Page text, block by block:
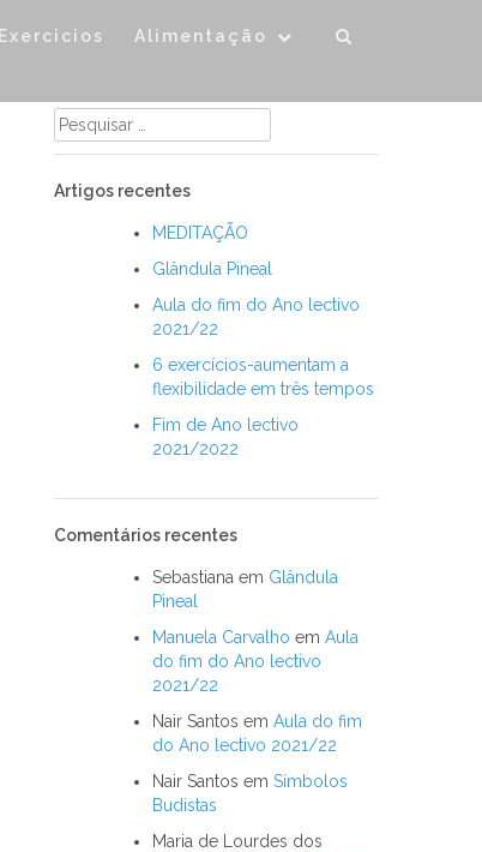
Exercicios Alimentação
Pesquisar
por:
Artigos recentes
MEDITAÇÃO
Glândula Pineal
Aula do fim do Ano lectivo
2021/22
6 exercícios-aumentam a
flexibilidade em três tempos
Fim de Ano lectivo
2021/2022
Comentários recentes
Sebastiana em Glândula
Pineal
Manuela Carvalho em Aula
do fim do Ano lectivo
2021/22
Nair Santos em Aula do fim
do Ano lectivo 2021/22
Nair Santos em Símbolos
Budistas
Maria de Lourdes dos